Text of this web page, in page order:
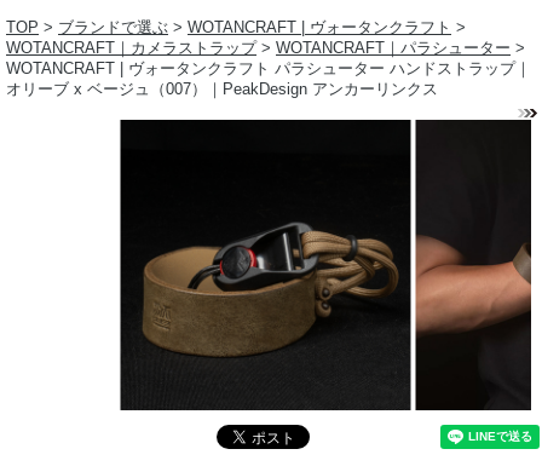
TOP > ブランドで選ぶ > WOTANCRAFT | ヴォータンクラフト >
WOTANCRAFT｜カメラストラップ> WOTANCRAFT｜パラシューター >
WOTANCRAFT | ヴォータンクラフト パラシューター ハンドストラップ｜
オリーブ x ベージュ（007）｜PeakDesign アンカーリンクス